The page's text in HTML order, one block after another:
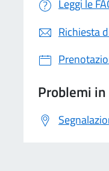
Leggi le
Richiesta
Problemi